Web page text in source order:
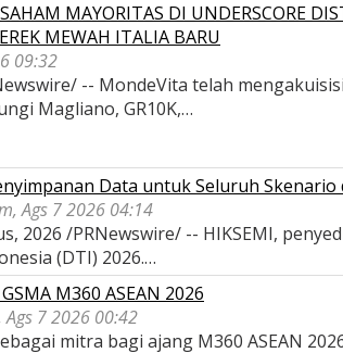
MAYORITAS DI UNDERSCORE
MEWAH ITALIA BARU
09:32
-- MondeVita telah
Magliano, GR10K,…
Data untuk Seluruh
Ags 7 2026 04:14
2026 /PRNewswire/ -- HIKSEMI,
(DTI) 2026.…
M360 ASEAN 2026
Ags 7 2026 00:42
mitra bagi ajang M360 ASEAN